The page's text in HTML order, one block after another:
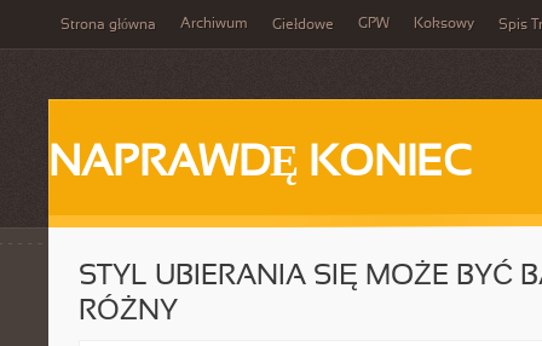
Strona główna Archiwum Giełdowe GPW Koksowy Spis
NAPRAWDĘ KONIEC
STYL UBIERANIA SIĘ MOŻE BYĆ
RÓŻNY